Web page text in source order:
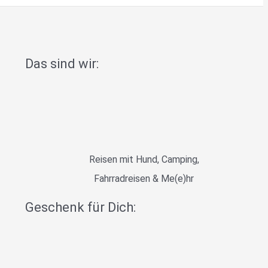
Das sind wir:
Reisen mit Hund, Camping,
Fahrradreisen & Me(e)hr
Geschenk für Dich: